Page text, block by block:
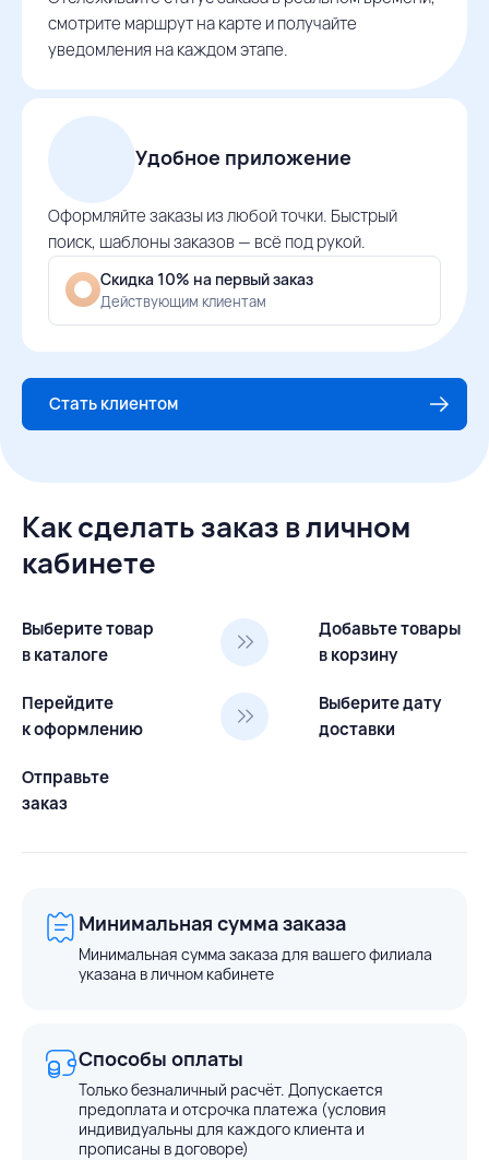
смотрите маршрут на карте и получайте
уведомления на каждом этапе.
Удобное приложение
Оформляйте заказы из любой точки. Быстрый
поиск, шаблоны заказов — всё под рукой.
Скидка 10% на первый заказ
Действующим клиентам
Стать клиентом
Как сделать заказ в личном
кабинете
Выберите товар
в каталоге
Добавьте товары
в корзину
Перейдите
к оформлению
Выберите дату
доставки
Отправьте
заказ
Минимальная сумма заказа
Минимальная сумма заказа для вашего филиала
указана в личном кабинете
Способы оплаты
Только безналичный расчёт. Допускается
предоплата и отсрочка платежа (условия
индивидуальны для каждого клиента и
прописаны в договоре)